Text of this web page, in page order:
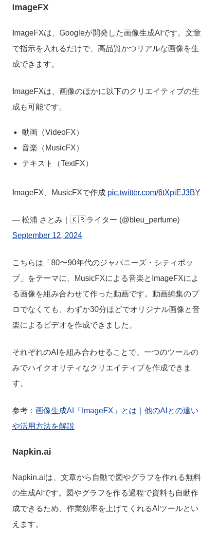
ImageFX
ImageFXは、Googleが開発した画像生成AIです。文章
で指示を入れるだけで、高品質かつリアルな画像を生
成できます。
ImageFXは、画像のほかに以下のクリエイティブの生
成も可能です。
動画（VideoFX）
音楽（MusicFX）
テキスト（TextFX）
ImageFX、MusicFXで作成 pic.twitter.com/6tXpiEJ3BY
— 松浦 さとみ｜🇰🇷ライター (@bleu_perfume)
September 12, 2024
こちらは「80〜90年代のジャパニーズ・シティポッ
プ」をテーマに、MusicFXによる音楽とImageFXによ
る画像を組み合わせて作った動画です。動画編集のプ
ロでなくても、わずか30分ほどでオリジナル画像と音
楽によるビデオを作成できました。
それぞれのAIを組み合わせることで、一つのツールの
みでハイクオリティなクリエイティブを作成できま
す。
参考： 画像生成AI「ImageFX」とは｜他のAIとの違い
や活用方法を解説
Napkin.ai
Napkin.aiは、文章から自動で図やグラフを作れる無料
の生成AIです。図やグラフを作る過程で資料も自動作
成できるため、作業効率を上げてくれるAIツールとい
えます。